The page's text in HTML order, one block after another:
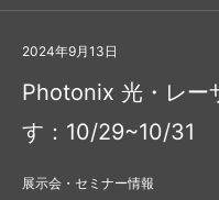
Photonix 光・レー
す：10/29~10/31
展示会・セミナー情報
2024年9月13日